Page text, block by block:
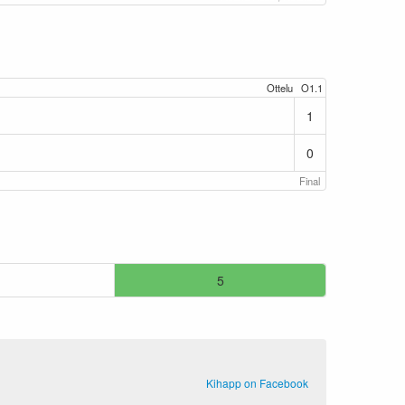
Ottelu O1.1
1
0
Final
5
Kihapp on Facebook